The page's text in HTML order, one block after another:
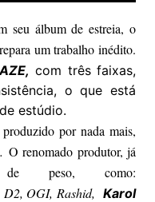
seu álbum de estreia, o
um trabalho inédito.
com três faixas,
o que está
estúdio.
por nada mais,
. O renomado produtor, já
de peso, como:
OGI, Rashid,
Karol